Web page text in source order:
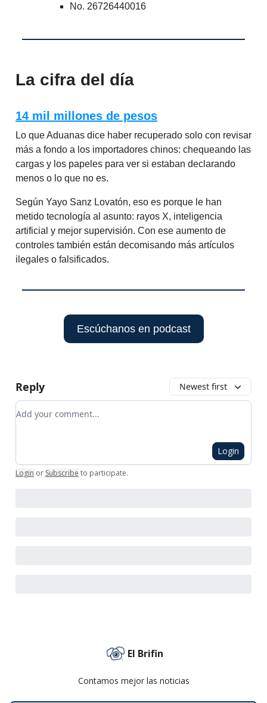
No. 26726440016
La cifra del día
14 mil millones de pesos
Lo que Aduanas dice haber recuperado solo con revisar
más a fondo a los importadores chinos: chequeando las
cargas y los papeles para ver si estaban declarando
menos o lo que no es.
Según Yayo Sanz Lovatón, eso es porque le han
metido tecnología al asunto: rayos X, inteligencia
artificial y mejor supervisión. Con ese aumento de
controles también están decomisando más artículos
ilegales o falsificados.
Escúchanos en podcast
Reply Newest first
Add your comment
Login
Login or Subscribe to participate.
El Brifin
Contamos mejor las noticias